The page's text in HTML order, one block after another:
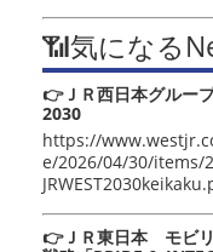
📶気になる
👉ＪＲ西日本グルー
2030
https://
e/2026/04/30/items/
👉ＪＲ東日本 モビ